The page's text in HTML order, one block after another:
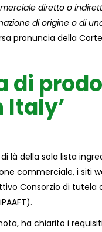
diretto o
di origine o di
pronuncia della
di
Italy’
là della sola lista
commerciale, i siti
Consorzio di tutela
ha chiarito i